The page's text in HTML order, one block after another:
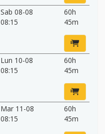
Sab 08-08
08:15
60h
45m
Lun 10-08
08:15
60h
45m
Mar 11-08
08:15
60h
45m